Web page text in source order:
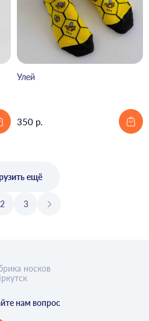
Улей
350 р.
ещё
2 3
носков
нам вопрос